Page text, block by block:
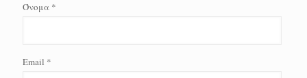
Όνομα *
Email *